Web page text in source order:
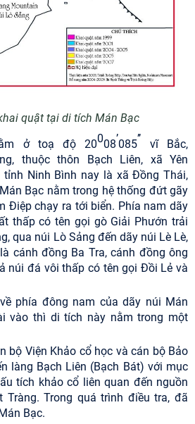
quật tại di tích Mán Bạc
ở toạ độ 20008’085’’ vĩ Bắc,
thuộc thôn Bạch Liên, xã Yên
tỉnh Ninh Bình nay là xã Đồng Thái,
Bạc nằm trong hệ thống đứt gãy
Điệp chạy ra tới biển. Phía nam dãy
thấp có tên gọi gò Giải Phướn trải
qua núi Lò Sảng đến dãy núi Lè Lè,
cánh đồng Ba Tra, cánh đồng ông
núi đá vôi thấp có tên gọi Đồi Lẻ và
phía đông nam của dãy núi Mán
vào thì di tích này nằm trong một
bộ Viện Khảo cổ học và cán bộ Bảo
làng Bạch Liên (Bạch Bát) với mục
tích khảo cổ liên quan đến nguồn
Tràng. Trong quá trình điều tra, đã
Bạc.